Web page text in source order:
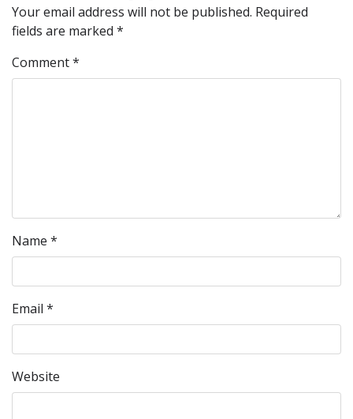
Your email address will not be published. Required
fields are marked *
Comment*
Name *
Email *
Website